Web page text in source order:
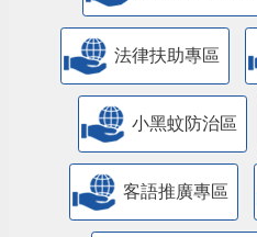
法律扶助專區
小黑蚊防治區
客語推廣專區